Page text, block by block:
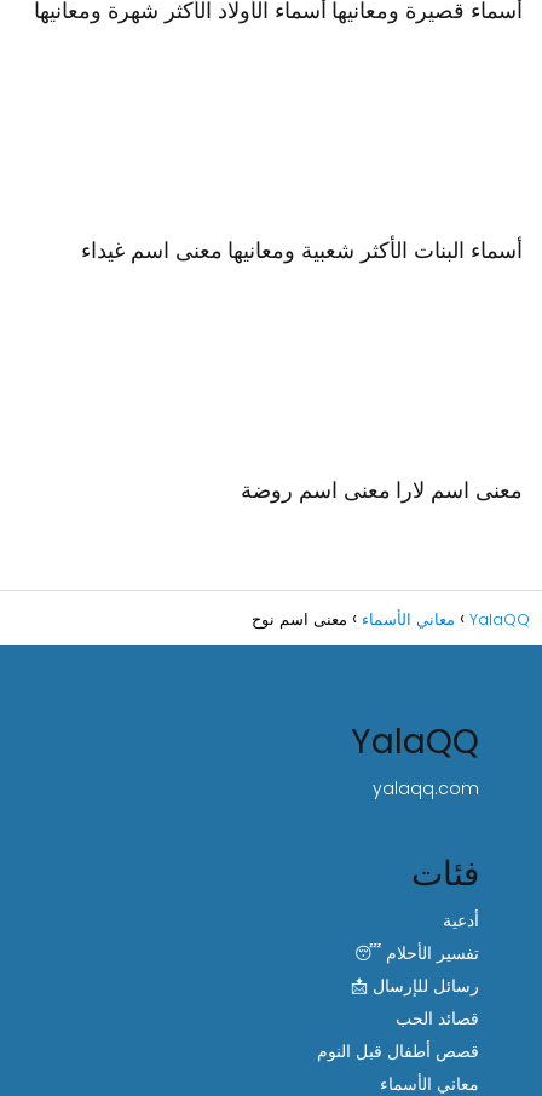
أسماء قصيرة ومعانيها أسماء الأولاد الأكثر شهرة ومعانيها
أسماء البنات الأكثر شعبية ومعانيها معنى اسم غيداء
معنى اسم لارا معنى اسم روضة
YalaQQ معاني الأسماء معنى اسم نوح
YalaQQ
yalaqq.com
فئات
أدعية
تفسير الأحلام 😴
رسائل للإرسال 📩
قصائد الحب
قصص أطفال قبل النوم
معاني الأسماء